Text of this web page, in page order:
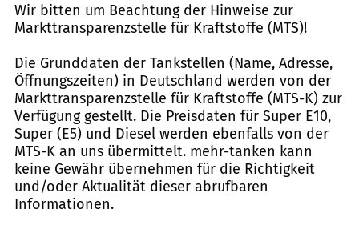
Wir bitten um Beachtung der Hinweise zur
Markttransparenzstelle für Kraftstoffe (MTS)!
Die Grunddaten der Tankstellen (Name, Adresse,
Öffnungszeiten) in Deutschland werden von der
Markttransparenzstelle für Kraftstoffe (MTS-K) zur
Verfügung gestellt. Die Preisdaten für Super E10,
Super (E5) und Diesel werden ebenfalls von der
MTS-K an uns übermittelt. mehr-tanken kann
keine Gewähr übernehmen für die Richtigkeit
und/oder Aktualität dieser abrufbaren
Informationen.